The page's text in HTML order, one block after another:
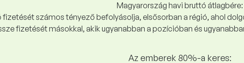
Magyarország havi bruttó átlagbére:
fizetését számos tényező befolyásolja, elsősorban a régió, ahol
fizetését másokkal, akik ugyanabban a pozícióban és
Az emberek 80%-a keres: